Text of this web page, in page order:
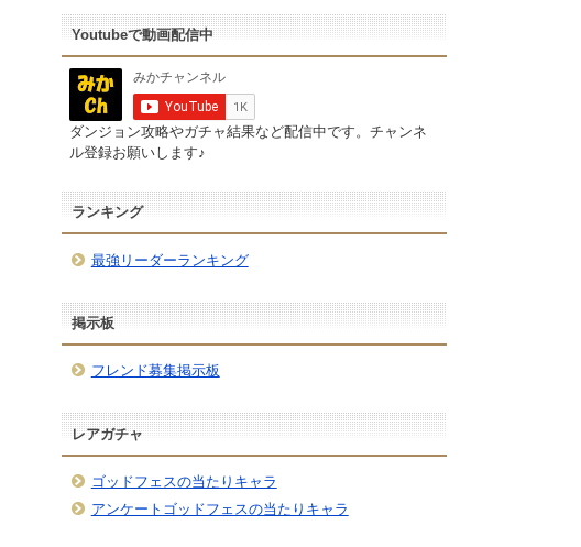
Youtubeで動画配信中
ダンジョン攻略やガチャ結果など配信中です。チャンネ
ル登録お願いします♪
ランキング
最強リーダーランキング
掲示板
フレンド募集掲示板
レアガチャ
ゴッドフェスの当たりキャラ
アンケートゴッドフェスの当たりキャラ